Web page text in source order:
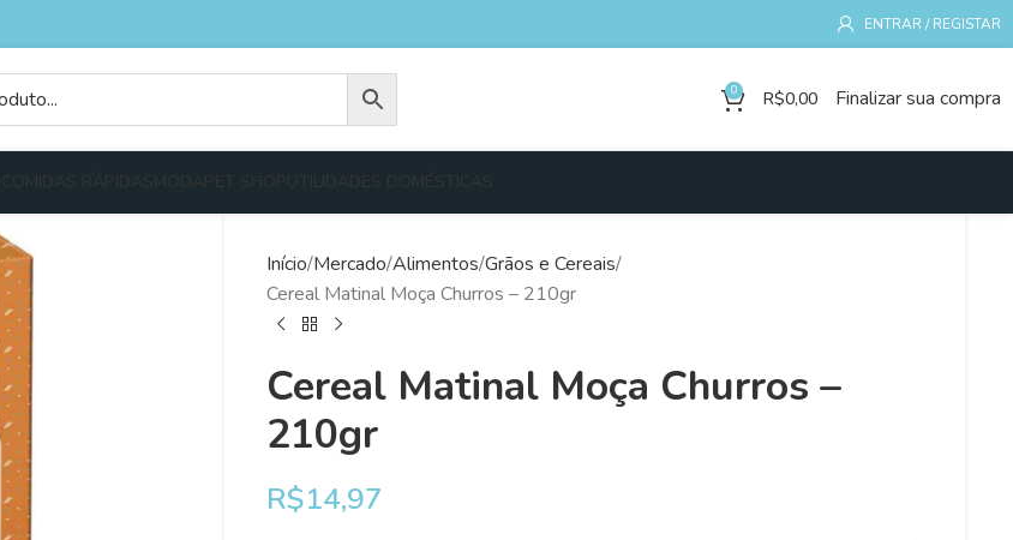
ENTRAR / REGISTAR
0 R$0,00 Finalizar sua compra
COMIDAS RÁPIDAS MODAPET SHOP UTILIDADES DOMÉSTICAS
Início Mercado Alimentos Grãos e Cereais
Cereal Matinal Moça Churros – 210gr
Cereal Matinal Moça Churros –
210gr
R$14,97